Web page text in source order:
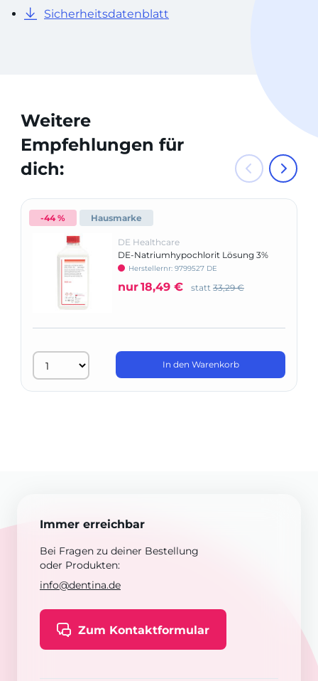
Sicherheitsdatenblatt
Weitere
Empfehlungen für
dich:
-44 % Hausmarke
DE Healthcare
DE-Natriumhypochlorit Lösung 3%
Herstellernr: 9799527 DE
nur18,49 € statt 33,29 €
In den Warenkorb
Immer erreichbar
Bei Fragen zu deiner Bestellung
oder Produkten:
info@dentina.de
Zum Kontaktformular